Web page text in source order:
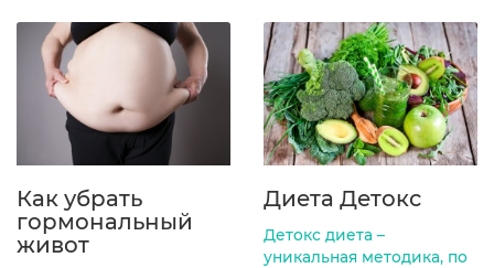
Как убрать
гормональный
живот
Диета Детокс
Детокс диета –
уникальная методика, по